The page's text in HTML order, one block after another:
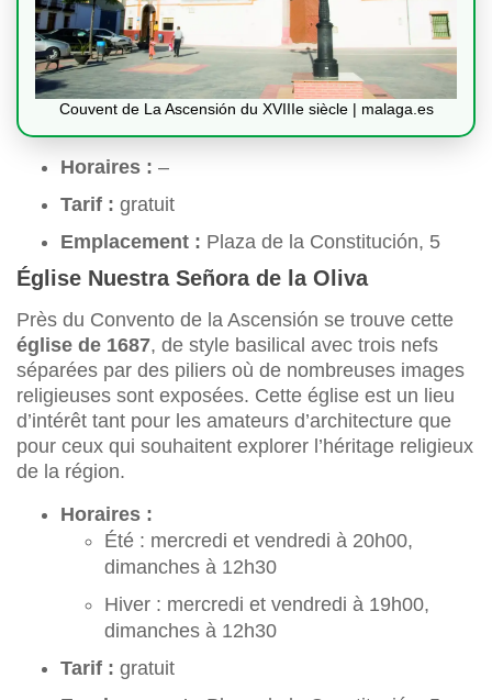
Couvent de La Ascensión du XVIIIe siècle | malaga.es
Horaires : –
Tarif : gratuit
Emplacement : Plaza de la Constitución, 5
Église Nuestra Señora de la Oliva
Près du Convento de la Ascensión se trouve cette
église de 1687, de style basilical avec trois nefs
séparées par des piliers où de nombreuses images
religieuses sont exposées. Cette église est un lieu
d’intérêt tant pour les amateurs d’architecture que
pour ceux qui souhaitent explorer l’héritage religieux
de la région.
Horaires :
Été : mercredi et vendredi à 20h00,
dimanches à 12h30
Hiver : mercredi et vendredi à 19h00,
dimanches à 12h30
Tarif : gratuit